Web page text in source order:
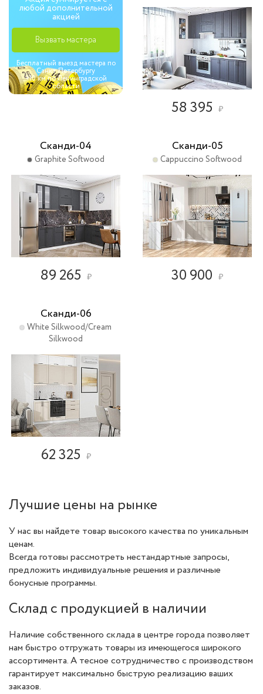
любой дополнительной
акцией
Вызвать мастера
Бесплатный выезд мастера по
Санкт Петербургу
+10 км по Ленинградской
области
58 395 ₽
Сканди-04
Graphite Softwood
89 265 ₽
Сканди-05
Cappuccino Softwood
30 900 ₽
Сканди-06
White Silkwood/Cream
Silkwood
62 325 ₽
Лучшие цены на рынке
У нас вы найдете товар высокого качества по уникальным
ценам.
Всегда готовы рассмотреть нестандартные запросы,
предложить индивидуальные решения и различные
бонусные программы.
Склад с продукцией в наличии
Наличие собственного склада в центре города позволяет
нам быстро отгружать товары из имеющегося широкого
ассортимента. А тесное сотрудничество с производством
гарантирует максимально быструю реализацию ваших
заказов.